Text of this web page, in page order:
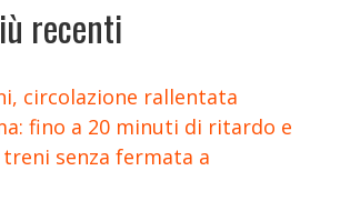
recenti
circolazione rallentata
fino a 20 minuti di ritardo e
senza fermata a